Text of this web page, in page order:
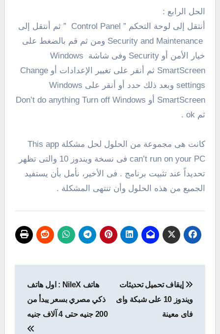
الحل الرابع :
أنتقل إلى لوحة التحكم ” Control Panel ” ثم أنتقل إلى
Security and Maintenance ومن ثم قم بالضغط على
خيار الأمن أو Security وفى شاشة Windows
SmartScreen ثم أنقر على تغيير الإعدادات أو Change
settings وبعد ذلك حدد أو أنقر على Windows
SmartScreen أو Don’t do anything Turn off Windows
ثم ok .
كانت هى مجموعة من الحلول لحل مشكلة This app
can’t run on your PC فى نسخة ويندوز 10 والتى تظهر
تحديداً عند تثبيت برنامج . فى الأخير، نأمل بأن يستفيد
الجميع من هذه الحلول وأن تنتهى المشكلة .
المقالات
إيقاف تحميل تحديثات
ويندوز 10 على شبكة واى
فاى معينة
هاتف NileX : اول هاتف
ذكي مصري بسعر يبدأ من
200 جنيه حتى 4 آلاف جنيه